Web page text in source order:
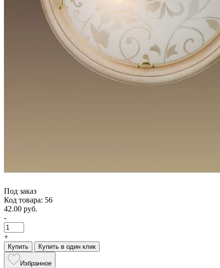
Под заказ
Код товара: 56
42.00 руб.
-
+
Купить Купить в один клик
Избранное